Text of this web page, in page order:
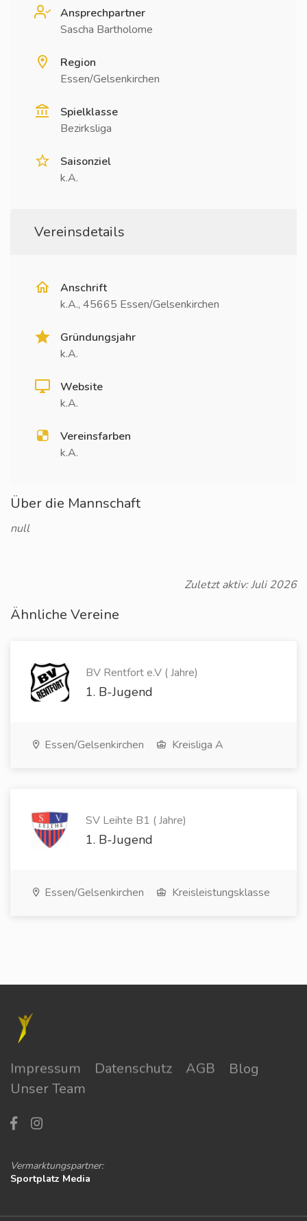
Ansprechpartner
Sascha Bartholome
Region
Essen/Gelsenkirchen
Spielklasse
Bezirksliga
Saisonziel
k.A.
Vereinsdetails
Anschrift
k.A., 45665 Essen/Gelsenkirchen
Gründungsjahr
k.A.
Website
k.A.
Vereinsfarben
k.A.
Über die Mannschaft
null
Zuletzt aktiv: Juli 2026
Ähnliche Vereine
BV Rentfort e.V ( Jahre)
1. B-Jugend
Essen/Gelsenkirchen Kreisliga A
SV Leihte B1 ( Jahre)
1. B-Jugend
Essen/Gelsenkirchen Kreisleistungsklasse
Impressum Datenschutz AGB
Blog
Unser Team
Vermarktungspartner:
Sportplatz Media